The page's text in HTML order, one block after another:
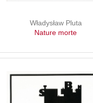
Władysław Pluta
Nature morte